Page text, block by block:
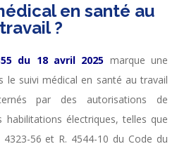
en santé au
travail ?
du 18 avril 2025 marque une
le suivi médical en santé au travail
par des autorisations de
électriques, telles que
56 et R. 4544-10 du Code du